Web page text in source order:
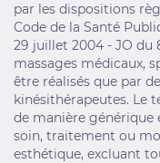
par les dispositions
Code de la Santé
29 juillet 2004 - JO du
massages médicaux,
être réalisés que par
kinésithérapeutes. Le
de manière
soin, traitement ou
esthétique, excluant